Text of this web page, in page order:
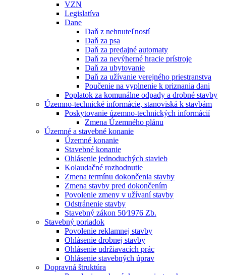
VZN
Legislatíva
Dane
Daň z nehnuteľností
Daň za psa
Daň za predajné automaty
Daň za nevýherné hracie prístroje
Daň za ubytovanie
Daň za užívanie verejného priestranstva
Poučenie na vyplnenie k priznania dani
Poplatok za komunálne odpady a drobné stavby
Územno-technické informácie, stanoviská k stavbám
Poskytovanie územno-technických informácií
Zmena Územného plánu
Územné a stavebné konanie
Územné konanie
Stavebné konanie
Ohlásenie jednoduchých stavieb
Kolaudačné rozhodnutie
Zmena termínu dokončenia stavby
Zmena stavby pred dokončením
Povolenie zmeny v užívaní stavby
Odstránenie stavby
Stavebný zákon 50⁄1976 Zb.
Stavebný poriadok
Povolenie reklamnej stavby
Ohlásenie drobnej stavby
Ohlásenie udržiavacích prác
Ohlásenie stavebných úprav
Dopravná štruktúra